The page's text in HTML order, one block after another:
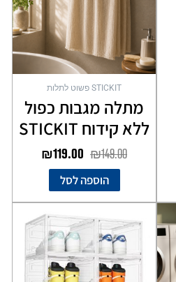
STICKIT פשוט לתלות
מתלה מגבות כפול
ללא קידוח STICKIT
₪149.00
₪119.00
הוספה לסל
זה
יש
מספר
סוגים.